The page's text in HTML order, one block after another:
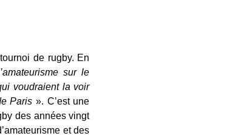
de rugby. En
sur le
voudraient la voir
Paris ». C’est une
des années vingt
et des